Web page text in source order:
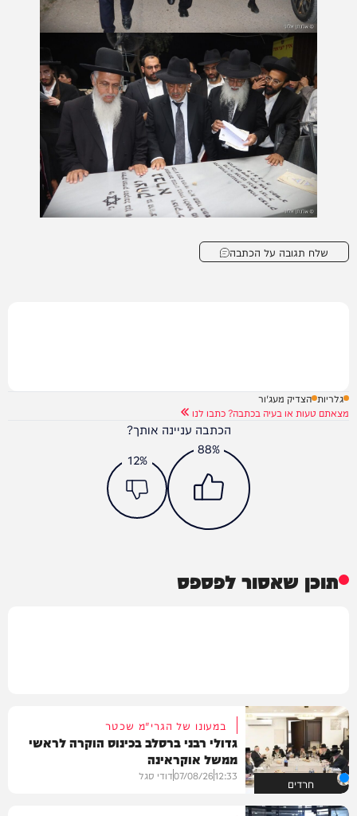
שלח תגובה על הכתבה
גלריות הצדיק מעג'ור
מצאתם טעות או בעיה בכתבה? כתבו לנו
הכתבה עניינה אותך?
88%
12%
תוכן שאסור לפספס
חרדים
במעונו של הגרי"מ שכטר
גדולי רבני ברסלב בכינוס הוקרה לראשי
ממשל אוקראינה
12:33
07/08/26דודי סגל